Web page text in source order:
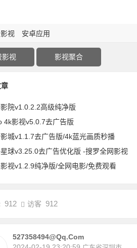
视 安卓应用
影视 影视聚合
院v1.0.2.2高级纯净版
4k影视v5.0.7去广告版
城v1.1.7去广告版/4k蓝光画质秒播
球v3.25.0去广告优化版 -搜罗全网影视
视v1.2.9纯净版/全网电影/免费观看
912 访客 912
527358494@qq.com